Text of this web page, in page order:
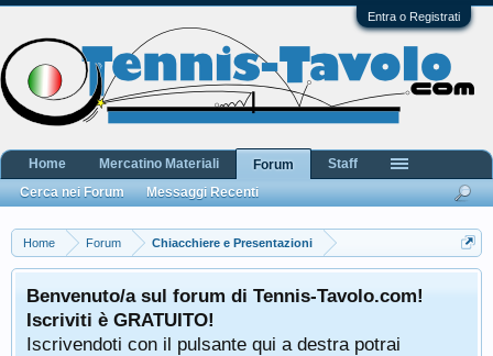
Entra o Registrati
Home Forum Chiacchiere e Presentazioni
Benvenuto/a sul forum di Tennis-Tavolo.com!
Iscriviti è GRATUITO!
Iscrivendoti con il pulsante qui a destra potrai
Home Mercatino Materiali
Forum
Cerca nei Forum
Messaggi Recenti
Staff